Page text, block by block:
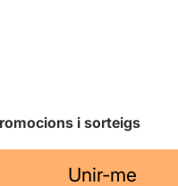
i sorteigs
Unir-me